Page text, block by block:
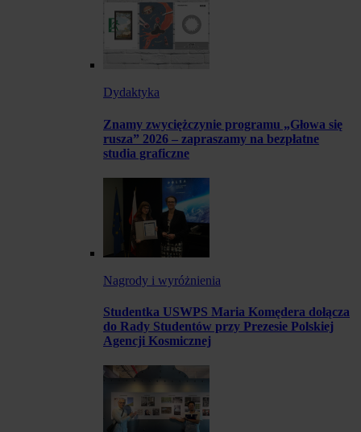
Dydaktyka
Znamy zwyciężczynie programu „Głowa się
rusza” 2026 – zapraszamy na bezpłatne
studia graficzne
Nagrody i wyróżnienia
Studentka USWPS Maria Komędera dołącza
do Rady Studentów przy Prezesie Polskiej
Agencji Kosmicznej